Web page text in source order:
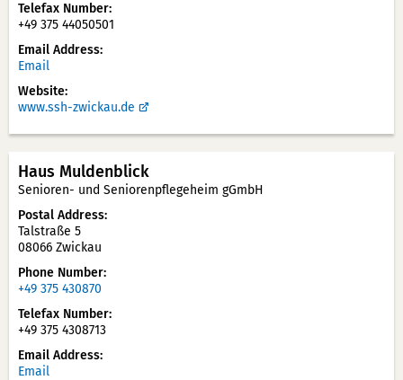
Telefax Number
+49 375 44050501
Email Address
Email
Website
www.ssh-zwickau.de
Haus Muldenblick
Senioren- und Seniorenpflegeheim gGmbH
Postal Address
Talstraße 5
08066 Zwickau
Phone Number
+49 375 430870
Telefax Number
+49 375 4308713
Email Address
Email